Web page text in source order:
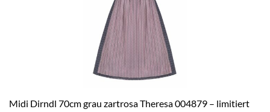
Midi Dirndl 70cm grau zartrosa Theresa 004879 – limitiert